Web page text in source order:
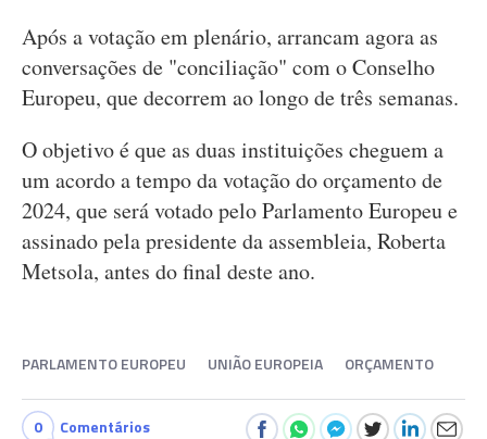
Após a votação em plenário, arrancam agora as
conversações de "conciliação" com o Conselho
Europeu, que decorrem ao longo de três semanas.
O objetivo é que as duas instituições cheguem a
um acordo a tempo da votação do orçamento de
2024, que será votado pelo Parlamento Europeu e
assinado pela presidente da assembleia, Roberta
Metsola, antes do final deste ano.
PARLAMENTO EUROPEU UNIÃO EUROPEIA ORÇAMENTO
0 Comentários